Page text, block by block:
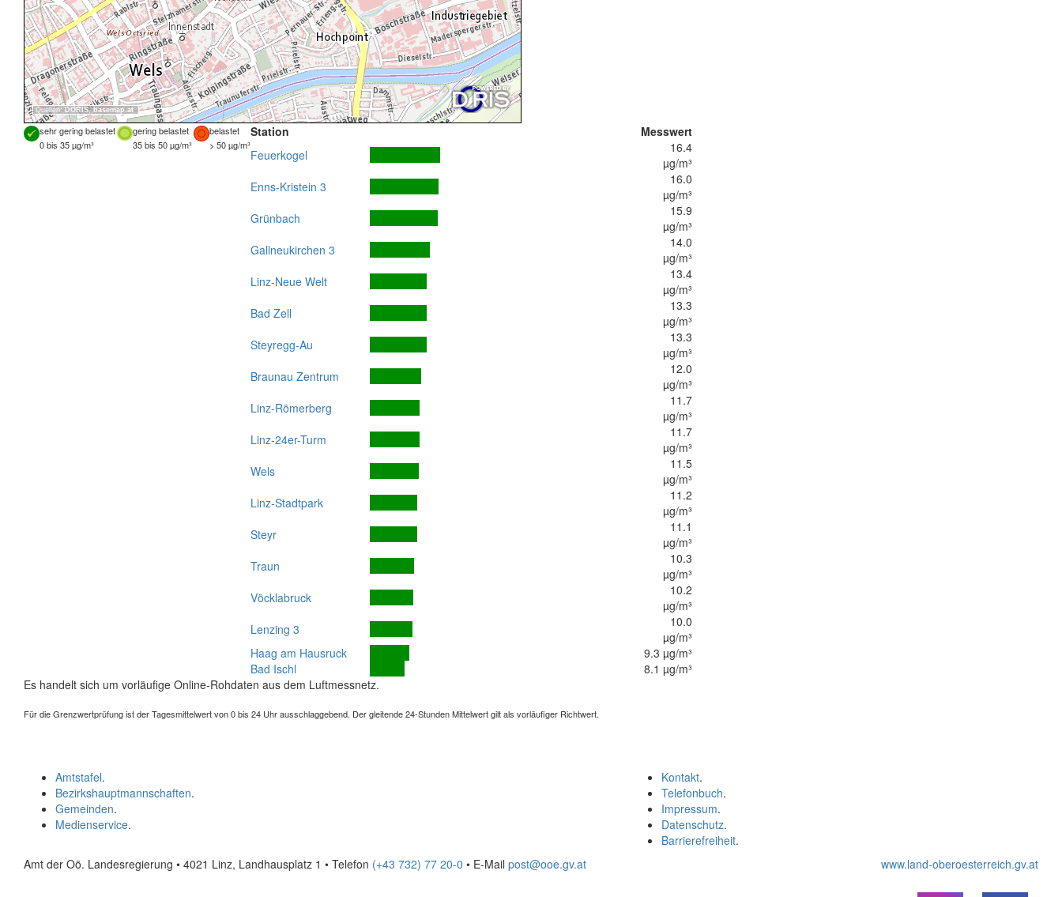
Quellen: DORIS, basemap.at
sehr gering belastet gering belastet
belastet
0 bis 35 µg/m³
35 bis 50 µg/m³ > 50 µg/m³
Station
Messwert
Feuerkogel
16.4
µg/m³
Enns-Kristein 3
16.0
µg/m³
Grünbach
15.9
µg/m³
Gallneukirchen 3
14.0
µg/m³
Linz-Neue Welt
13.4
µg/m³
Bad Zell
13.3
µg/m³
Steyregg-Au
13.3
µg/m³
Braunau Zentrum
12.0
µg/m³
Linz-Römerberg
11.7
µg/m³
Linz-24er-Turm
11.7
µg/m³
Wels
11.5
µg/m³
Linz-Stadtpark
11.2
µg/m³
Steyr
11.1
µg/m³
Traun
10.3
µg/m³
Vöcklabruck
10.2
µg/m³
Lenzing 3
10.0
µg/m³
Haag am Hausruck
9.3 µg/m³
Bad Ischl
8.1 µg/m³
Es handelt sich um vorläufige Online-Rohdaten aus dem Luftmessnetz.
Für die Grenzwertprüfung ist der Tagesmittelwert von 0 bis 24 Uhr ausschlaggebend. Der gleitende 24-Stunden Mittelwert gilt als vorläufiger Richtwert.
Kontakt.
Telefonbuch.
Impressum.
Datenschutz.
Barrierefreiheit.
Amtstafel.
Bezirkshauptmannschaften.
Gemeinden.
Medienservice.
Amt der Oö. Landesregierung • 4021 Linz, Landhausplatz 1 • Telefon (+43 732) 77 20-0 • E-Mail post@ooe.gv.at www.land-oberoesterreich.gv.at